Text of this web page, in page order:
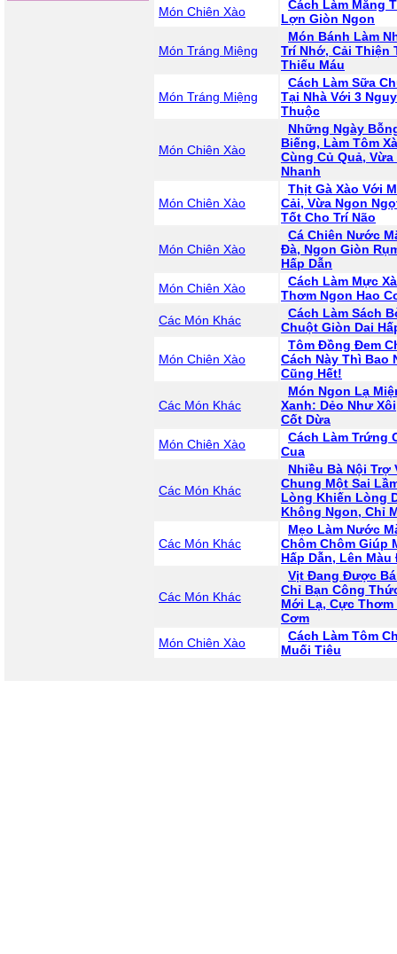
Món Chiên Xào
Cách Làm Măng
Lợn Giòn Ngon
Món Tráng Miệng
Món Bánh Làm
Trí Nhớ, Cải Thiện
Thiếu Máu
Món Tráng Miệng
Cách Làm Sữa
Tại Nhà Với 3
Thuộc
Món Chiên Xào
Những Ngày
Biếng, Làm Tôm
Cùng Củ Quả,
Nhanh
Món Chiên Xào
Thịt Gà Xào Với
Cải, Vừa Ngon
Tốt Cho Trí Não
Món Chiên Xào
Cá Chiên Nước
Đà, Ngon Giòn
Hấp Dẫn
Món Chiên Xào
Cách Làm Mực
Thơm Ngon Hao
Các Món Khác
Cách Làm Sách
Chuột Giòn Dai
Món Chiên Xào
Tôm Đồng Đem
Cách Này Thì Bao
Cũng Hết!
Các Món Khác
Món Ngon Lạ
Xanh: Dẻo Như
Cốt Dừa
Món Chiên Xào
Cách Làm Trứng
Cua
Các Món Khác
Nhiều Bà Nội Trợ
Chung Một Sai
Lòng Khiến Lòng
Không Ngon, Chỉ
Các Món Khác
Mẹo Làm Nước
Chôm Chôm Giúp
Hấp Dẫn, Lên Màu
Các Món Khác
Vịt Đang Được
Chỉ Bạn Công
Mới Lạ, Cực Thơm
Cơm
Món Chiên Xào
Cách Làm Tôm
Muối Tiêu